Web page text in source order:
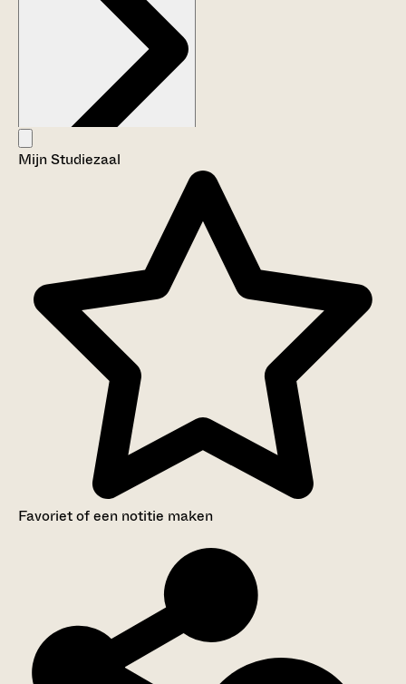
Aanwijzingen voor de gebruiker
Inventaris
Mijn Studiezaal
Favoriet of een notitie maken